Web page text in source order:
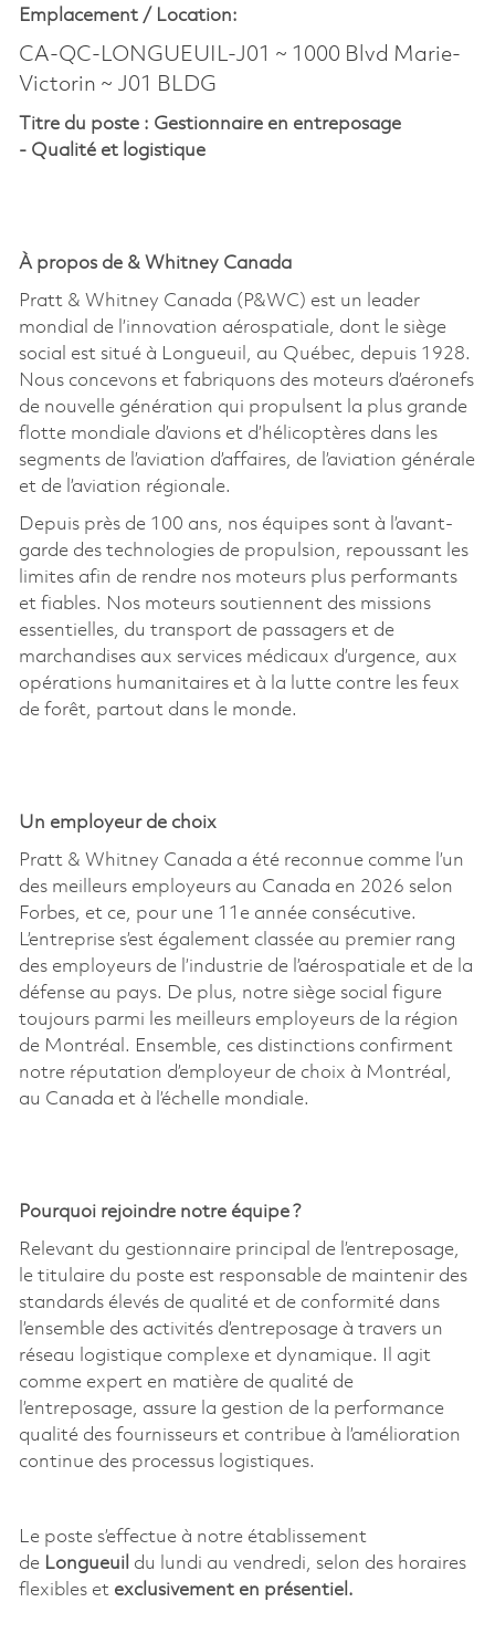
Emplacement / Location:
CA-QC-LONGUEUIL-J01 ~ 1000 Blvd Marie-
Victorin ~ J01 BLDG
Titre du poste : Gestionnaire en entreposage
- Qualité et logistique
À propos de & Whitney Canada
Pratt & Whitney Canada (P&WC) est un leader
mondial de l’innovation aérospatiale, dont le siège
social est situé à Longueuil, au Québec, depuis 1928.
Nous concevons et fabriquons des moteurs d’aéronefs
de nouvelle génération qui propulsent la plus grande
flotte mondiale d’avions et d’hélicoptères dans les
segments de l’aviation d’affaires, de l’aviation générale
et de l’aviation régionale.
Depuis près de 100 ans, nos équipes sont à l’avant-
garde des technologies de propulsion, repoussant les
limites afin de rendre nos moteurs plus performants
et fiables. Nos moteurs soutiennent des missions
essentielles, du transport de passagers et de
marchandises aux services médicaux d’urgence, aux
opérations humanitaires et à la lutte contre les feux
de forêt, partout dans le monde.
Un employeur de choix
Pratt & Whitney Canada a été reconnue comme l’un
des meilleurs employeurs au Canada en 2026 selon
Forbes, et ce, pour une 11e année consécutive.
L’entreprise s’est également classée au premier rang
des employeurs de l’industrie de l’aérospatiale et de la
défense au pays. De plus, notre siège social figure
toujours parmi les meilleurs employeurs de la région
de Montréal. Ensemble, ces distinctions confirment
notre réputation d’employeur de choix à Montréal,
au Canada et à l’échelle mondiale.
Pourquoi rejoindre notre équipe ?
Relevant du gestionnaire principal de l’entreposage,
le titulaire du poste est responsable de maintenir des
standards élevés de qualité et de conformité dans
l’ensemble des activités d’entreposage à travers un
réseau logistique complexe et dynamique. Il agit
comme expert en matière de qualité de
l’entreposage, assure la gestion de la performance
qualité des fournisseurs et contribue à l’amélioration
continue des processus logistiques.
Le poste s’effectue à notre établissement
de Longueuil du lundi au vendredi, selon des horaires
flexibles et exclusivement en présentiel.